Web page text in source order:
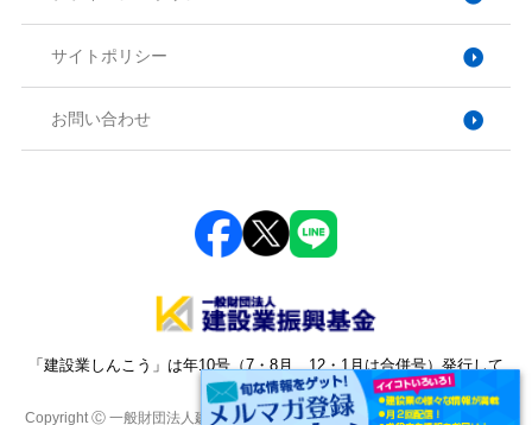
サイトポリシー
お問い合わせ
「建設業しんこう」は年10号（7・8月、12・1月は合併号）発行して
おります。
Copyright Ⓒ 一般財団法人建設業振興基金. All Rights Reserved. 本サイトに